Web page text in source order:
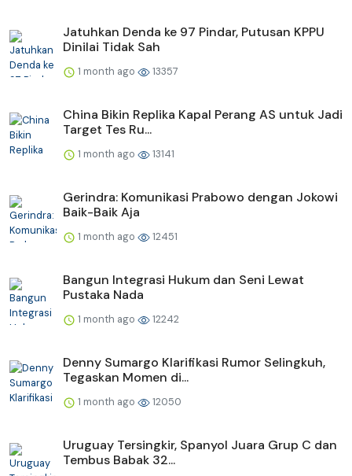
Jatuhkan Denda ke 97 Pindar, Putusan KPPU
Dinilai Tidak Sah
1 month ago 13357
China Bikin Replika Kapal Perang AS untuk Jadi
Target Tes Ru...
1 month ago 13141
Gerindra: Komunikasi Prabowo dengan Jokowi
Baik-Baik Aja
1 month ago 12451
Bangun Integrasi Hukum dan Seni Lewat
Pustaka Nada
1 month ago 12242
Denny Sumargo Klarifikasi Rumor Selingkuh,
Tegaskan Momen di...
1 month ago 12050
Uruguay Tersingkir, Spanyol Juara Grup C dan
Tembus Babak 32...